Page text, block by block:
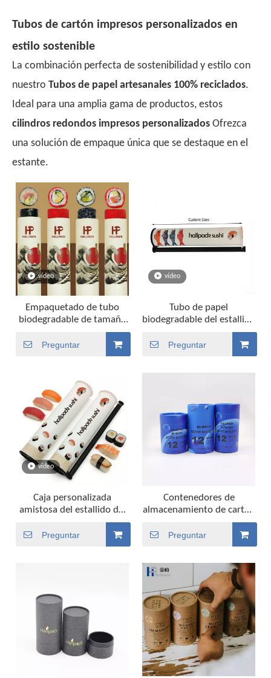
Tubos de cartón impresos personalizados en
estilo sostenible
La combinación perfecta de sostenibilidad y estilo con
nuestro Tubos de papel artesanales 100% reciclados.
Ideal para una amplia gama de productos, estos
cilindros redondos impresos personalizados Ofrezca
una solución de empaque única que se destaque en el
estante.
vídeo
Empaquetado de tubo
biodegradable de tamaño
personalizado de calidad
alimentaria para pastel de
Preguntar
vídeo
Tubo de papel
biodegradable del estallido
del empuje del envase del
cilindro redondo para la
Preguntar
vídeo
Caja personalizada
amistosa del estallido del
empuje del sushi del
envase del estallido del
empuje del sushi del
Preguntar
Contenedores de
almacenamiento de cartón
de cilindro redondo
impresos personalizados
para café, té, cuentas de
animales, tubo de papel de
embalaje
Preguntar